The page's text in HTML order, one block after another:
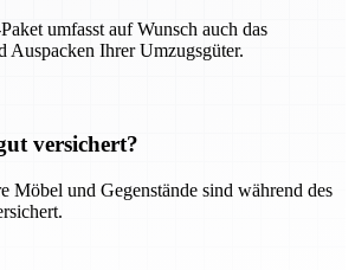
umfasst auf Wunsch auch das
Auspacken Ihrer Umzugsgüter.
versichert?
Möbel und Gegenstände sind während des